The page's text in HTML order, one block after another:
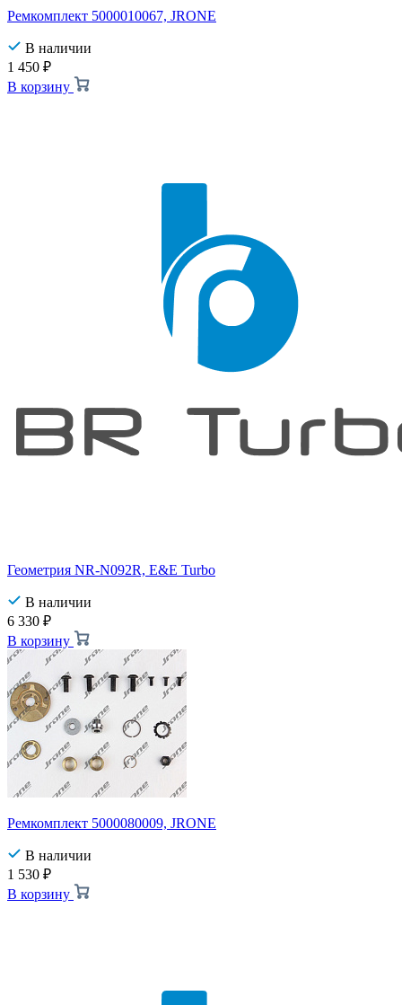
Ремкомплект 5000010067, JRONE
В наличии
1 450 ₽
В корзину
Геометрия NR-N092R, E&E Turbo
В наличии
6 330 ₽
В корзину
Ремкомплект 5000080009, JRONE
В наличии
1 530 ₽
В корзину